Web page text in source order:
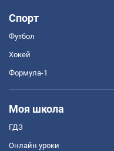
Спорт
Футбол
Хокей
Формула-1
Моя школа
ГДЗ
Онлайн уроки